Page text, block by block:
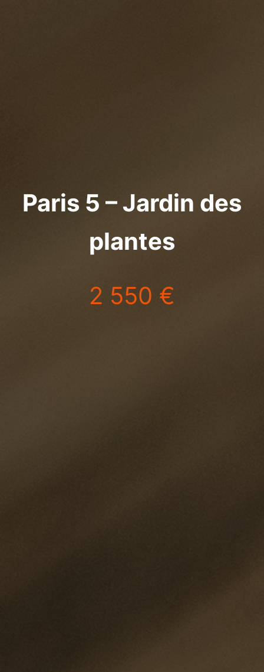
Paris 5 – Jardin des
plantes
2 550 €